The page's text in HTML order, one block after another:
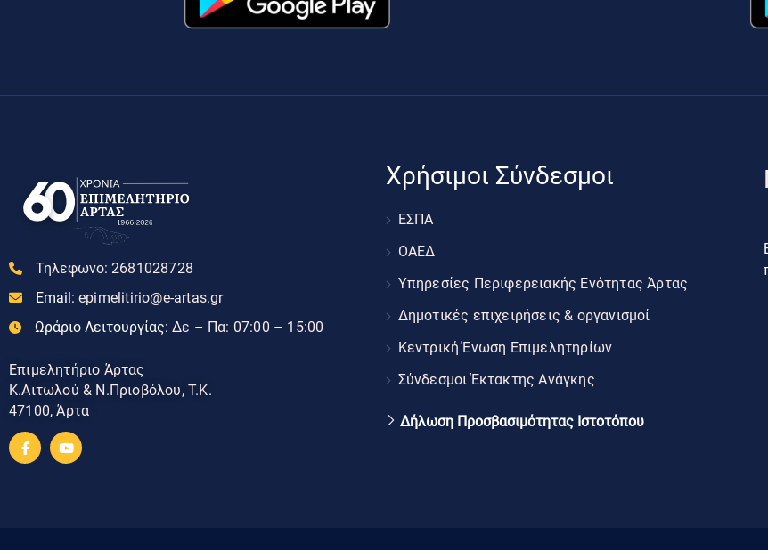
Τηλεφωνο: 2681028728
Email: epimelitirio@e-artas.gr
Ωράριο Λειτουργίας: Δε – Πα: 07:00 – 15:00
Επιμελητήριο Άρτας
Κ.Αιτωλού & Ν.Πριοβόλου, Τ.Κ.
47100, Άρτα
Χρήσιμοι Σύνδεσμοι
ΕΣΠΑ
ΟΑΕΔ
Υπηρεσίες Περιφερειακής Ενότητας Άρτας
Δημοτικές επιχειρήσεις & οργανισμοί
Κεντρική Ένωση Επιμελητηρίων
Σύνδεσμοι Έκτακτης Ανάγκης
Δήλωση Προσβασιμότητας Ιστοτόπου